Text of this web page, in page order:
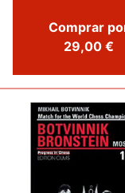
Comprar
29,00 €